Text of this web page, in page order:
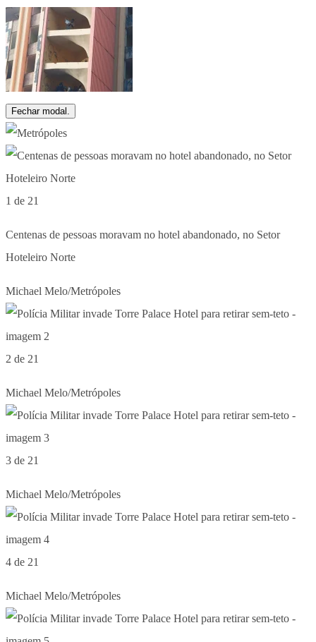
Fechar modal.
1 de 21
Centenas de pessoas moravam no hotel abandonado, no Setor
Hoteleiro Norte
Michael Melo/Metrópoles
2 de 21
Michael Melo/Metrópoles
3 de 21
Michael Melo/Metrópoles
4 de 21
Michael Melo/Metrópoles